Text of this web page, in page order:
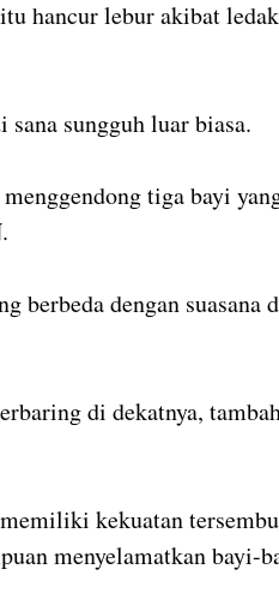
hancur lebur akibat
sungguh luar biasa.
tiga bayi
berbeda dengan suasana
di dekatnya,
kekuatan
menyelamatkan bayi-